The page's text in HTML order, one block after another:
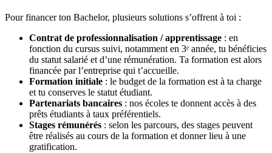
Pour financer ton Bachelor, plusieurs solutions s’offrent à toi :
Contrat de professionnalisation / apprentissage : en
fonction du cursus suivi, notamment en 3ᵉ année, tu bénéficies
du statut salarié et d’une rémunération. Ta formation est alors
financée par l’entreprise qui t’accueille.
Formation initiale : le budget de la formation est à ta charge
et tu conserves le statut étudiant.
Partenariats bancaires : nos écoles te donnent accès à des
prêts étudiants à taux préférentiels.
Stages rémunérés : selon les parcours, des stages peuvent
être réalisés au cours de la formation et donner lieu à une
gratification.